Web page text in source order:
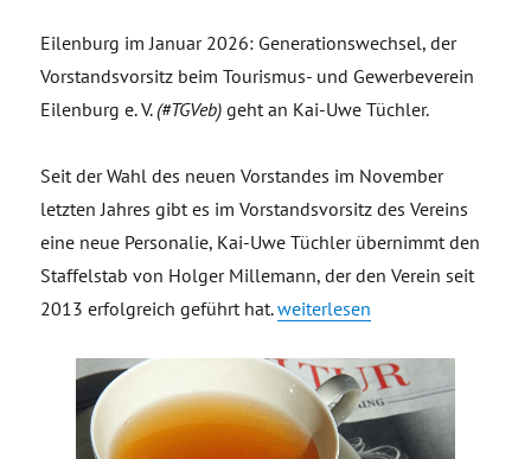
Eilenburg im Januar 2026: Generationswechsel, der
Vorstandsvorsitz beim Tourismus- und Gewerbeverein
Eilenburg e. V.(#TGVeb) geht an Kai-Uwe Tüchler.
Seit der Wahl des neuen Vorstandes im November
letzten Jahres gibt es im Vorstandsvorsitz des Vereins
eine neue Personalie, Kai-Uwe Tüchler übernimmt den
Staffelstab von Holger Millemann, der den Verein seit
2013 erfolgreich geführt hat.„Generationswechsel
weiterlesen